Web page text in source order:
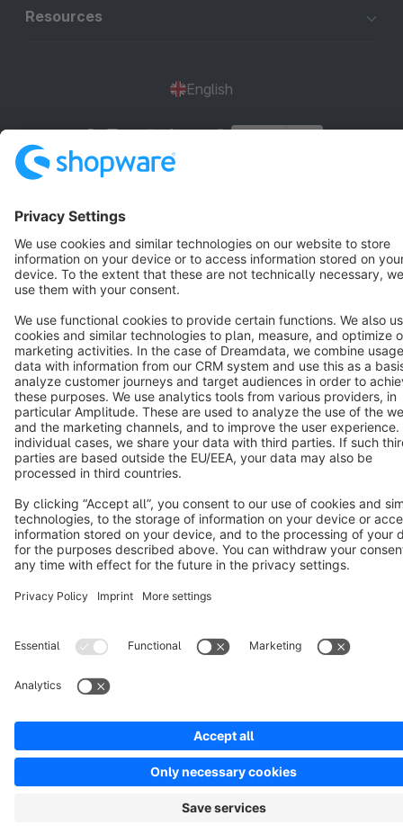
Resources
English
Terms & Conditions
Cookie settings
Copyright © shopware AG - All rights reserved